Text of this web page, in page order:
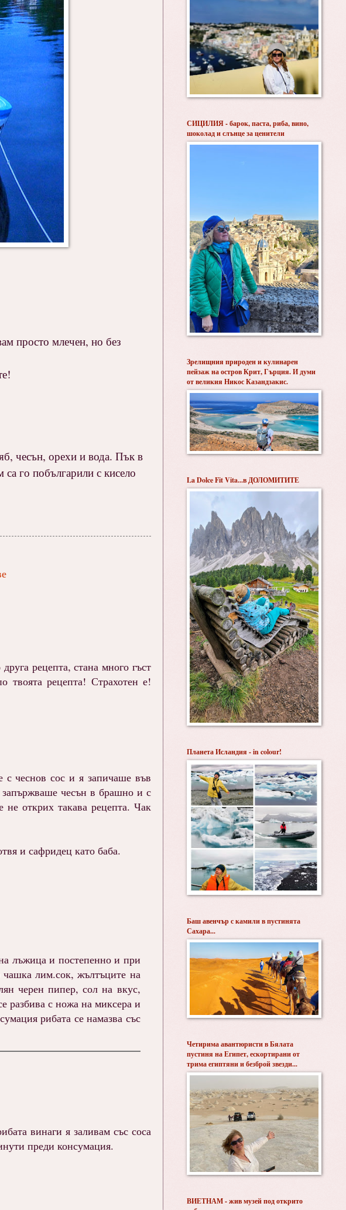
просто млечен, но без
чесън, орехи и вода. Пък в
го побългарили с кисело
рецепта, стана много гъст
твоята рецепта! Страхотен е!
чеснов сос и я запичаше във
чесън в брашно и с
открих такава рецепта. Чак
и сафридец като баба.
лъжица и постепенно и при
чашка лим.сок, жълтъците на
черен пипер, сол на вкус,
разбива с ножа на миксера и
рибата се намазва със
винаги я заливам със соса
преди консумация.
СИЦИЛИЯ - барок, паста, риба, вино,
шоколад и слънце за ценители
Зрелищния природен и кулинарен
пейзаж на остров Крит, Гърция. И думи
от великия Никос Казандзакис.
La Dolce Fit Vita...в ДОЛОМИТИТЕ
Планета Исландия - in colour!
Баш авенчър с камили в пустинята
Сахара...
Четирима авантюристи в Бялата
пустиня на Египет, ескортирани от
трима египтяни и безброй звезди...
ВИЕТНАМ - жив музей под открито